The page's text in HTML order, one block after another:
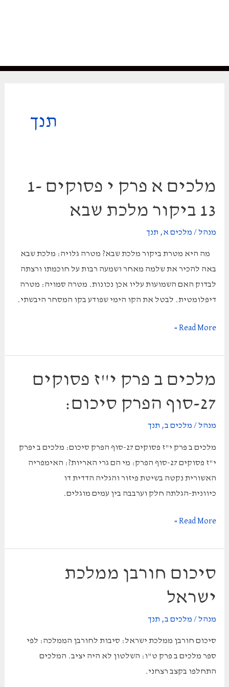
תנך
מלכים א פרק י פסוקים 1-
13 ביקור מלכת שבא
מנהל/ מלכים א, תנך
מה היא מטרת ביקור מלכת שבא? מטרה גלויה: מלכת שבא
באה להכיר את שלמה מאחר ושמעה רבות על חוכמתו ורצתה
לבדוק האם השמועות עליו אכן נכונות. מטרה סמויה: מטרה
דיפלומטית. לבטל את הקו הימי שפודע בקו המסחר היבשתי.
מלכים
פרק
1-
מלכת
שבא
Read More »
מלכים ב פרק י"ז פסוקים
27-סוף הפרק סיכום:
מנהל/ מלכים ב, תנך
מלכים ב פרק י"ז פסוקים 27-סוף הפרק סיכום: מלכים ב יפרק
י"ז פסוקים 27-סוף הפרק: מי הם גרי האריות?: האימפריה
האשורית נקטה בשיטת פיזור והגליה הדדית דו
כיוונית-הגלתה חלק וערבבה בין עמים מוגלים.
מלכים
פרק
י"ז
27-
סיכום:
Read More »
סיכום חורבן ממלכת
ישראל
מנהל/ מלכים ב, תנך
סיכום חורבן ממלכת ישראל: סיבות לחורבן הממלכה: לפי
ספר מלכים ב פרק ט"ו: השלטון לא היה יציב. המלכים
התחלפו בקצב רצחני.